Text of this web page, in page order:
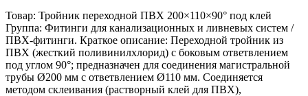
Товар: Тройник переходной ПВХ 200×110×90° под клей
Группа: Фитинги для канализационных и ливневых систем /
ПВХ‑фитинги. Краткое описание: Переходной тройник из
ПВХ (жесткий поливинилхлорид) с боковым ответвлением
под углом 90°; предназначен для соединения магистральной
трубы Ø200 мм с ответвлением Ø110 мм. Соединяется
методом склеивания (растворный клей для ПВХ),